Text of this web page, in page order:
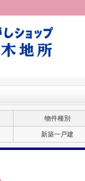
物件種別
新築一戸建